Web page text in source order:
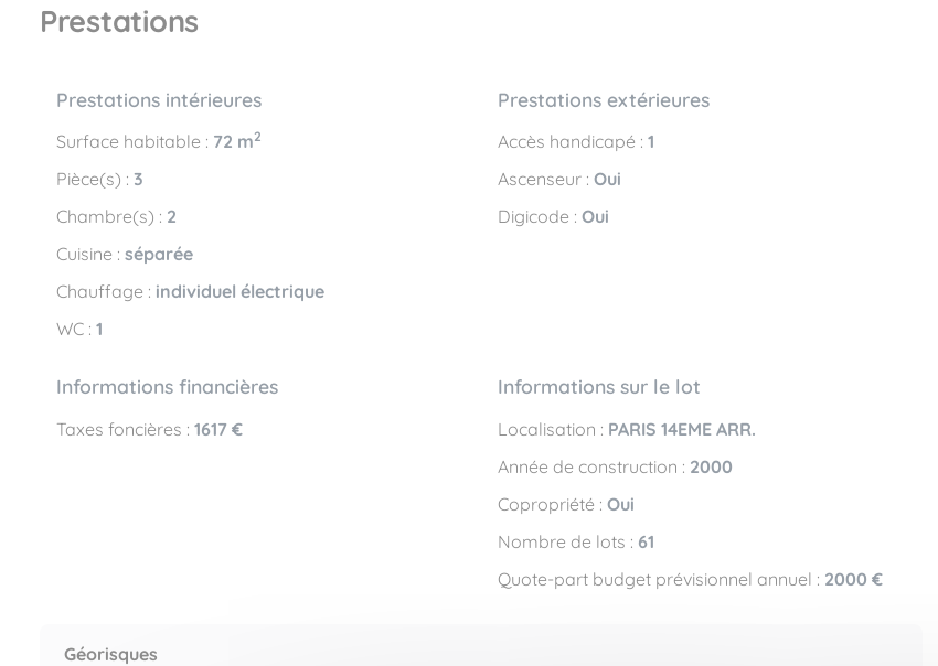
Prestations
Prestations intérieures
Surface habitable : 72 m2
Pièce(s) : 3
Chambre(s) : 2
Cuisine : séparée
Chauffage : individuel électrique
WC : 1
Prestations extérieures
Accès handicapé : 1
Ascenseur : Oui
Digicode : Oui
Informations financières
Taxes foncières : 1617 €
Informations sur le lot
Localisation : PARIS 14EME ARR.
Année de construction : 2000
Copropriété : Oui
Nombre de lots : 61
Quote-part budget prévisionnel annuel : 2000 €
Géorisques